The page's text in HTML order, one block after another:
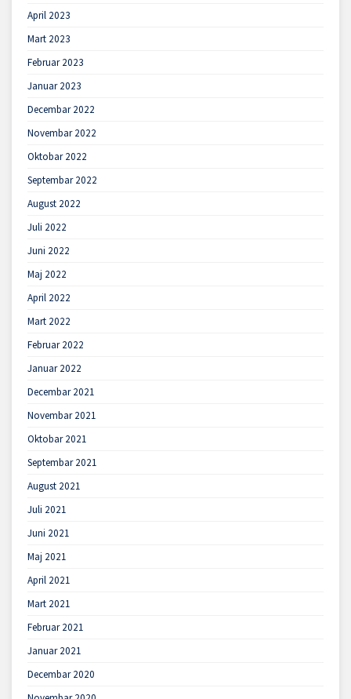
April 2023
Mart 2023
Februar 2023
Januar 2023
Decembar 2022
Novembar 2022
Oktobar 2022
Septembar 2022
August 2022
Juli 2022
Juni 2022
Maj 2022
April 2022
Mart 2022
Februar 2022
Januar 2022
Decembar 2021
Novembar 2021
Oktobar 2021
Septembar 2021
August 2021
Juli 2021
Juni 2021
Maj 2021
April 2021
Mart 2021
Februar 2021
Januar 2021
Decembar 2020